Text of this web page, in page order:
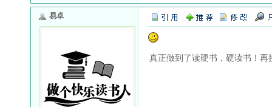
易卓
真正做到了读硬书，硬读书！再